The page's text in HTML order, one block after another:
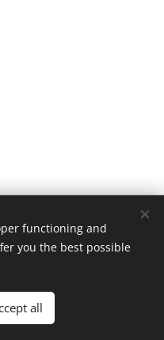
reservados
English
functioning and
you the best possible
all